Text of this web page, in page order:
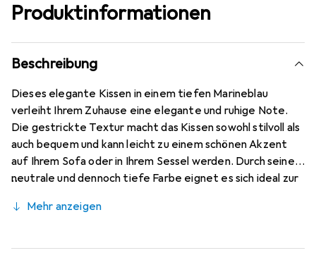
Produktinformationen
Beschreibung
Dieses elegante Kissen in einem tiefen Marineblau
verleiht Ihrem Zuhause eine elegante und ruhige Note.
Die gestrickte Textur macht das Kissen sowohl stilvoll als
auch bequem und kann leicht zu einem schönen Akzent
auf Ihrem Sofa oder in Ihrem Sessel werden. Durch seine
neutrale und dennoch tiefe Farbe eignet es sich ideal zur
modern bis klassisch.
Mehr anzeigen